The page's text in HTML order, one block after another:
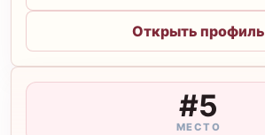
Открыть профиль
#5
МЕСТО